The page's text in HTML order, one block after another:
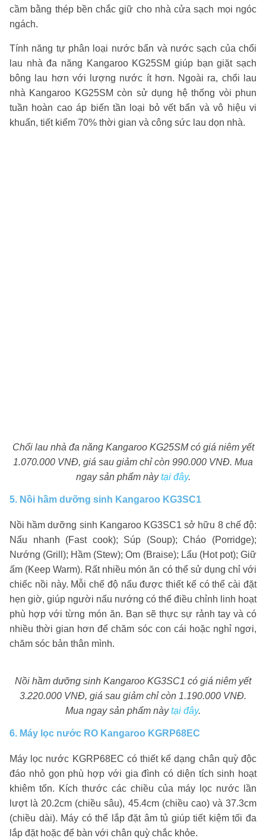
cầm bằng thép bền chắc giữ cho nhà cửa sạch mọi ngóc
ngách.
Tính năng tự phân loại nước bẩn và nước sạch của chổi
lau nhà đa năng Kangaroo KG25SM giúp bạn giặt sạch
bông lau hơn với lượng nước ít hơn. Ngoài ra, chổi lau
nhà Kangaroo KG25SM còn sử dụng hệ thống vòi phun
tuần hoàn cao áp biến tần loại bỏ vết bẩn và vô hiệu vi
khuẩn, tiết kiểm 70% thời gian và công sức lau dọn nhà.
Chổi lau nhà đa năng Kangaroo KG25SM có giá niêm yết
1.070.000 VNĐ, giá sau giảm chỉ còn 990.000 VNĐ. Mua
ngay sản phẩm nàytại đây.
5. Nồi hầm dưỡng sinh Kangaroo KG3SC1
Nồi hầm dưỡng sinh Kangaroo KG3SC1 sở hữu 8 chế độ:
Nấu nhanh (Fast cook); Súp (Soup); Cháo (Porridge);
Nướng (Grill); Hầm (Stew); Om (Braise); Lẩu (Hot pot); Giữ
ấm (Keep Warm). Rất nhiều món ăn có thể sử dụng chỉ với
chiếc nồi này. Mỗi chế độ nấu được thiết kế có thể cài đặt
hẹn giờ, giúp người nấu nướng có thể điều chỉnh linh hoạt
phù hợp với từng món ăn. Bạn sẽ thực sự rảnh tay và có
nhiều thời gian hơn để chăm sóc con cái hoặc nghỉ ngơi,
chăm sóc bản thân mình.
Nồi hầm dưỡng sinh Kangaroo KG3SC1 có giá niêm yết
3.220.000 VNĐ, giá sau giảm chỉ còn 1.190.000 VNĐ.
Mua ngay sản phẩm nàytại đây.
6. Máy lọc nước RO Kangaroo KGRP68EC
Máy lọc nước KGRP68EC có thiết kế dạng chân quỳ độc
đáo nhỏ gọn phù hợp với gia đình có diện tích sinh hoạt
khiêm tốn. Kích thước các chiều của máy lọc nước lần
lượt là 20.2cm (chiều sâu), 45.4cm (chiều cao) và 37.3cm
(chiều dài). Máy có thể lắp đặt âm tủ giúp tiết kiệm tối đa
lắp đặt hoặc để bàn với chân quỳ chắc khỏe.